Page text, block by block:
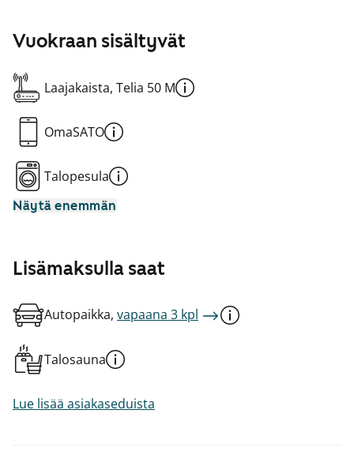
Vuokraan sisältyvät
Laajakaista, Telia 50 M
OmaSATO
Talopesula
Näytä enemmän
Lisämaksulla saat
Autopaikka, vapaana 3 kpl
Talosauna
Lue lisää asiakaseduista